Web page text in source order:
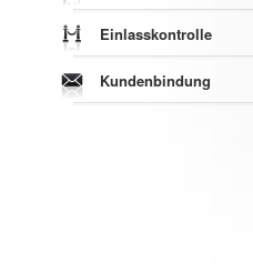
Einlasskontrolle
Kundenbindung